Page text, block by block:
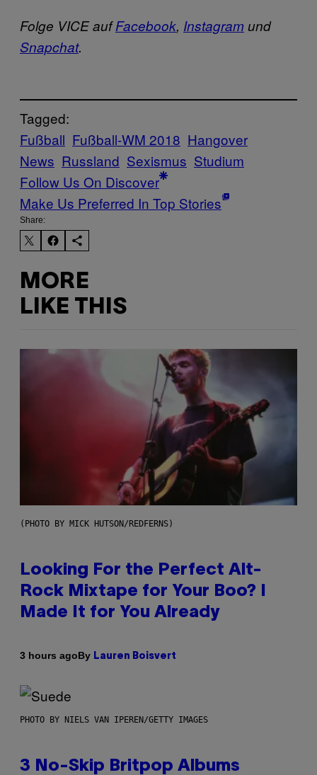
Folge VICE aufFacebook, Instagramund
Snapchat.
Tagged:
Fußball Fußball-WM 2018 Hangover
News Russland Sexismus Studium
Follow Us On Discover
Make Us Preferred In Top Stories
Share:
MORE
LIKE THIS
(PHOTO BY MICK HUTSON/REDFERNS)
Looking For the Perfect Alt-
Rock Mixtape for Your Boo? I
Made It for You Already
3 hours agoBy Lauren Boisvert
PHOTO BY NIELS VAN IPEREN/GETTY IMAGES
3 No-Skip Britpop Albums